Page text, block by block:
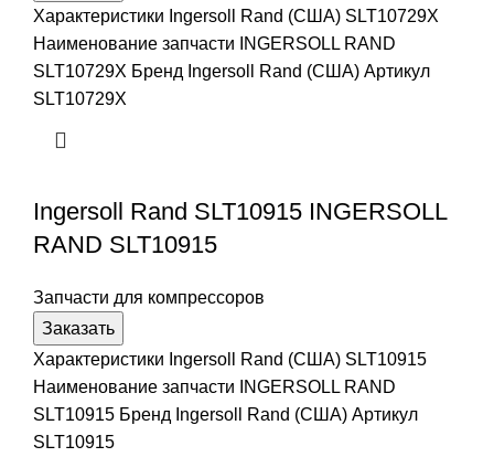
Характеристики Ingersoll Rand (США) SLT10729X
Наименование запчасти INGERSOLL RAND
SLT10729X Бренд Ingersoll Rand (США) Артикул
SLT10729X
Ingersoll Rand SLT10915 INGERSOLL
RAND SLT10915
Запчасти для компрессоров
Заказать
Характеристики Ingersoll Rand (США) SLT10915
Наименование запчасти INGERSOLL RAND
SLT10915 Бренд Ingersoll Rand (США) Артикул
SLT10915